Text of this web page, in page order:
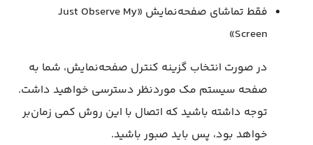
فقط تماشای صفحه‌نمایش «Just Observe My
Screen»
در صورت انتخاب گزینه کنترل صفحه‌نمایش، شما به
صفحه سیستم مک مورد‌نظر دسترسی خواهید داشت.
توجه داشته باشید که اتصال با این روش کمی زمان‌بر
خواهد بود، پس باید صبور باشید.